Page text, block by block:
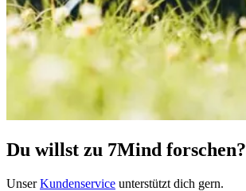
Du willst zu 7Mind forschen?
UnserKundenservice unterstützt dich gern.